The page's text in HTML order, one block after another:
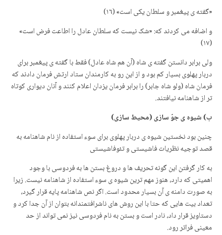
«گفته ی پیغمبر و سلطان یکی است» (۱٦)
و اضافه می کردند که: «شک نیست که سلطان عادل را اطاعت فرض است»
(۱٧)
ولی برابر دانستن گفته ی شاه (آن هم شاه عادل) فقط با گفته ی پیغمبر برای
دربار پهلوی بسیار کم بود و از این رو به کارمندان ستاد ارتش فرمان دادند که
فرمان شاه (ولو شاه جابر) را برابر فرمان یزدان اعلام کنند و آنان دیواری کوتاه
تر از شاهنامه نیافتند.
ب) شیوه ی جوّ سازی (محیط سازی)
چنین بود نخستین شیوه ی دربار پهلوی برای سوء استفاده از نام شاهنامه به
قصد توجیه نظریات فاشیستی و تئوفاشیستی
به کار گرفتن این گونه تحریف ها و دروغ بستن ها به فردوسی با وجود
اهمیتی که دارد، هنوز مهم ترین شیوه ی سوء استفاده از شاهنامه نیست. زیرا
به صورت دامنه ی آن بسیار محدود است. اگر نص شاهنامه پایه قرار گیرد،
تعداد بیت هایی که حتا با این روش های ناشرافتمندانه بتوان از آن جدا کرد و
دستاویز قرار داد، نادر است و بستن به نام فردوسی نیز نمی تواند از حد
معینی فراتر رود.